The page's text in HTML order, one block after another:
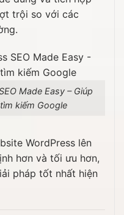
trội so với các
Made Easy – Giúp
kiếm Google
WordPress lên
hơn và tối ưu hơn,
pháp tốt nhất hiện